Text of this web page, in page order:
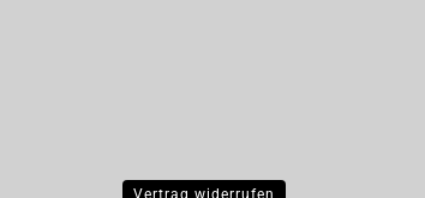
Vertrag widerrufen